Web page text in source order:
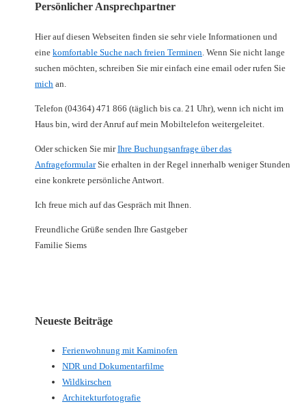
Persönlicher Ansprechpartner
Hier auf diesen Webseiten finden sie sehr viele Informationen und
eine komfortable Suche nach freien Terminen . Wenn Sie nicht lange
suchen möchten, schreiben Sie mir einfach eine email oder rufen Sie
mich an.
Telefon (04364) 471 866 (täglich bis ca. 21 Uhr), wenn ich nicht im
Haus bin, wird der Anruf auf mein Mobiltelefon weitergeleitet.
Oder schicken Sie mirIhre Buchungsanfrage über das
AnfrageformularSie erhalten in der Regel innerhalb weniger Stunden
eine konkrete persönliche Antwort.
Ich freue mich auf das Gespräch mit Ihnen.
Freundliche Grüße senden Ihre Gastgeber
Familie Siems
Neueste Beiträge
Ferienwohnung mit Kaminofen
NDR und Dokumentarfilme
Wildkirschen
Architekturfotografie